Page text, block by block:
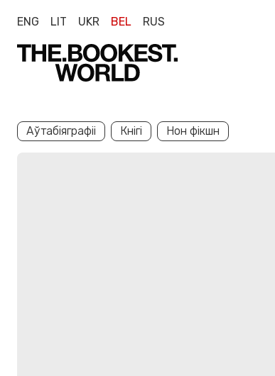
ENG LIT UKR BEL RUS
Аўтабіяграфіі Кнігі Нон фікшн